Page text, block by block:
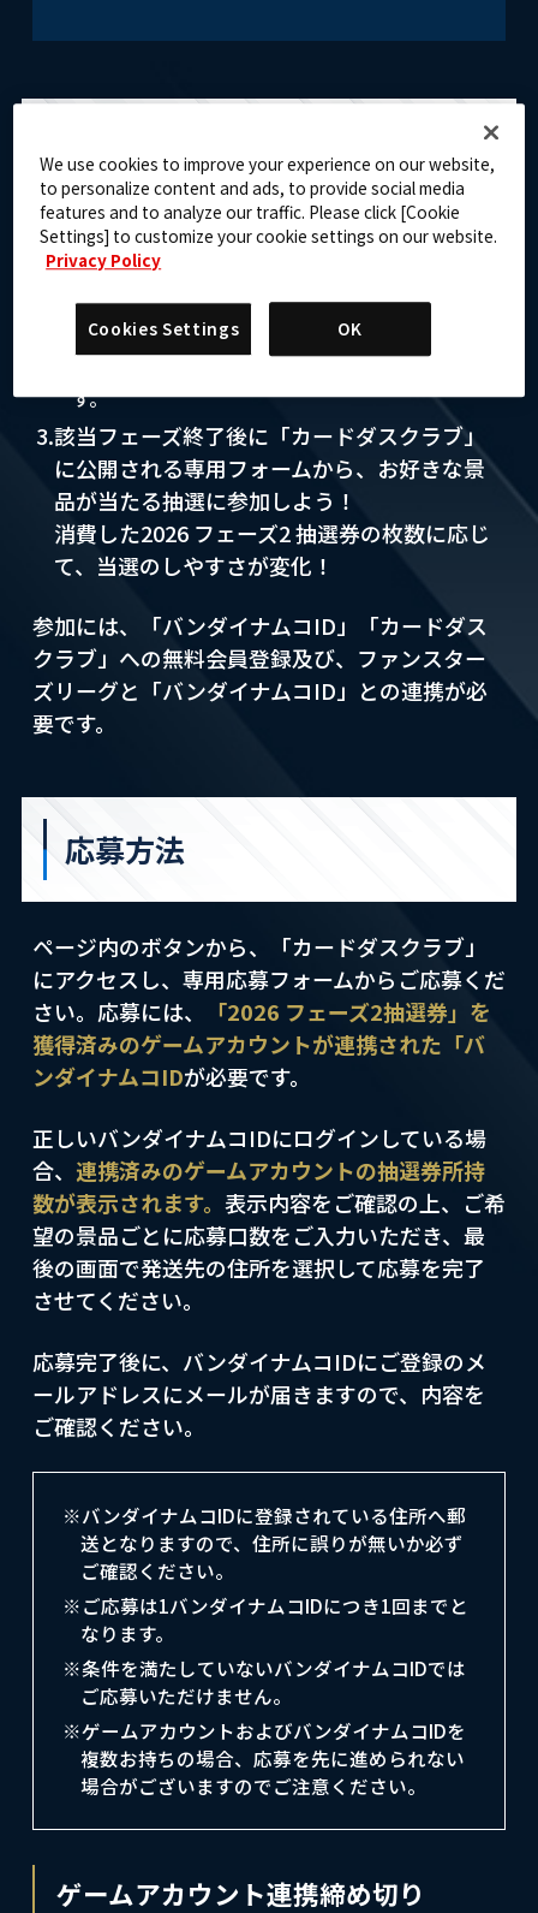
キャンペーン概要
1.アプリを遊んでデイリーミッションを達成！
2.デイリーミッション達成報酬の中に含まれる
「2026 フェーズ2 抽選券」を集めよう！
※抽選券がデイリーミッション報酬に含まれるの
す。
3.該当フェーズ終了後に「カードダスクラブ」
に公開される専用フォームから、お好きな景
品が当たる抽選に参加しよう！
消費した2026 フェーズ2 抽選券の枚数に応じ
て、当選のしやすさが変化！
参加には、「バンダイナムコID」「カードダス
クラブ」への無料会員登録及び、ファンスター
ズリーグと「バンダイナムコID」との連携が必
要です。
応募方法
ページ内のボタンから、「カードダスクラブ」
にアクセスし、専用応募フォームからご応募くだ
さい。応募には、
「2026 フェーズ2抽選券」を
獲得済みのゲームアカウントが連携された「バ
ンダイナムコIDが必要です。
正しいバンダイナムコIDにログインしている場
合、 連携済みのゲームアカウントの抽選券所持
数が表示されます。 表示内容をご確認の上、ご希
望の景品ごとに応募口数をご入力いただき、最
後の画面で発送先の住所を選択して応募を完了
させてください。
応募完了後に、バンダイナムコIDにご登録のメ
ールアドレスにメールが届きますので、内容を
ご確認ください。
※バンダイナムコIDに登録されている住所へ郵
送となりますので、住所に誤りが無いか必ず
ご確認ください。
※ご応募は1バンダイナムコIDにつき1回までと
なります。
※条件を満たしていないバンダイナムコIDでは
ご応募いただけません。
※ゲームアカウントおよびバンダイナムコIDを
複数お持ちの場合、応募を先に進められない
場合がございますのでご注意ください。
ゲームアカウント連携締め切り
We use cookies to improve your experience on our website,
to personalize content and ads, to provide social media
features and to analyze our traffic. Please click [Cookie
Settings] to customize your cookie settings on our website.
Privacy Policy
Cookies Settings OK